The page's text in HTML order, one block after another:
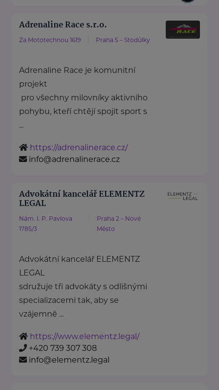
Adrenaline Race s.r.o.
Za Mototechnou 1619 Praha 5 – Stodůlky
Adrenaline Race je komunitní
projekt
pro všechny milovníky aktivního
pohybu, kteří chtějí spojit sport s
...
https://adrenalinerace.cz/
info@adrenalinerace.cz
Advokátní kancelář ELEMENTZ
LEGAL
Nám. I. P. Pavlova
1785/3
Praha 2 – Nové
Město
Advokátní kancelář ELEMENTZ
LEGAL
sdružuje tři advokáty s odlišnými
specializacemi tak, aby se
vzájemně ...
https://www.elementz.legal/
+420 739 307 308
info@elementz.legal